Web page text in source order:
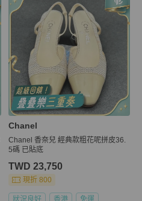
Chanel
Chanel 香奈兒 經典款粗花呢拼皮36.
5碼 已貼底
TWD 23,750
現折 800
狀況良好 香港 免運